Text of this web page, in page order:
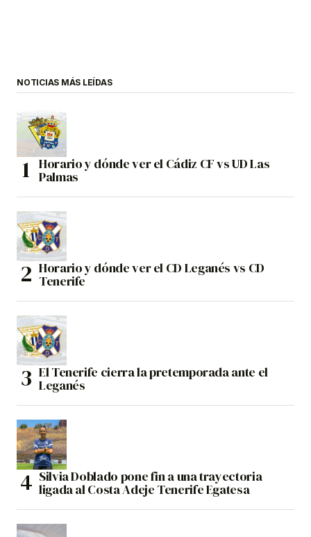
NOTICIAS MÁS LEÍDAS
Horario y dónde ver el Cádiz CF vs UD Las
Palmas
Horario y dónde ver el CD Leganés vs CD
Tenerife
El Tenerife cierra la pretemporada ante el
Leganés
Silvia Doblado pone fin a una trayectoria
ligada al Costa Adeje Tenerife Egatesa